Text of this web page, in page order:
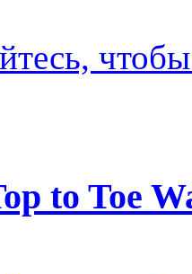
to Toe